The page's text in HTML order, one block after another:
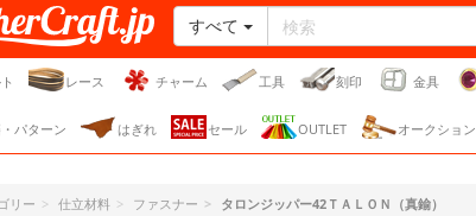
ト・ドット・
すべて
レース チャーム 工具 刻印 金具
パターン はぎれ セール OUTLET オークション
リー 仕立材料 ファスナー タロンジッパー42ＴＡＬＯＮ（真鍮）